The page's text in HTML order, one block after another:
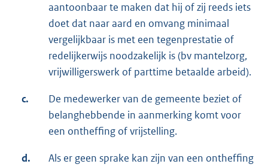
aantoonbaar te maken dat hij of zij reeds iets
doet dat naar aard en omvang minimaal
vergelijkbaar is met een tegenprestatie of
redelijkerwijs noodzakelijk is (bv mantelzorg,
vrijwilligerswerk of parttime betaalde arbeid).
c.
De medewerker van de gemeente beziet of
belanghebbende in aanmerking komt voor
een ontheffing of vrijstelling.
d.
Als er geen sprake kan zijn van een ontheffing